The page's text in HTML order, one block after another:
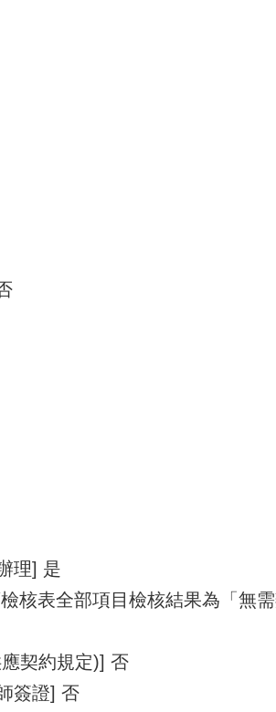
理] 是
核表全部項目檢核結果為「無
契約規定)] 否
簽證] 否